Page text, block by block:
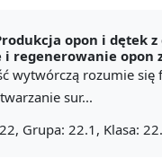
opon i dętek z
regenerowanie opon
wytwórczą rozumie się
sur...
Grupa: 22.1, Klasa: